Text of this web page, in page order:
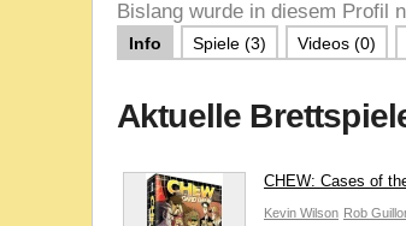
Bislang wurde in diesem Profil
Info Spiele (3) Videos (0)
Aktuelle
CHEW: Cases of
Kevin Wilson Rob